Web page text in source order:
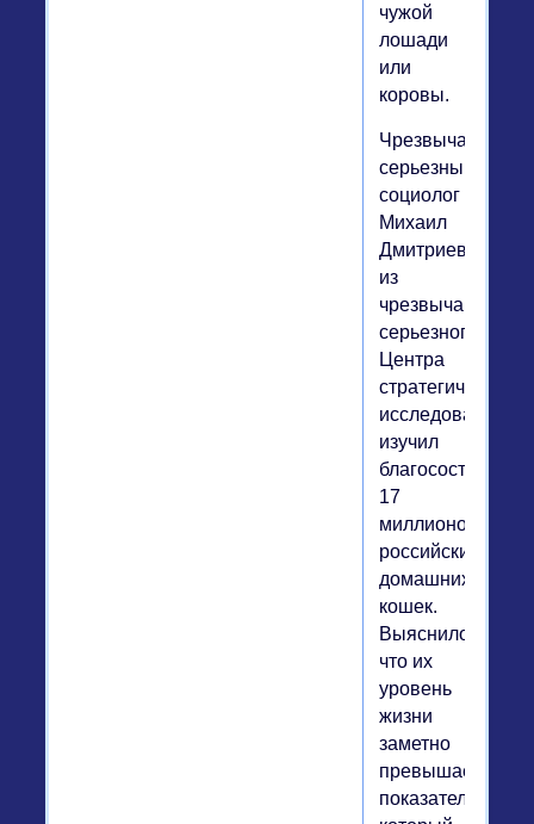
чужой
лошади
или
коровы.
Чрезвычайно
серьезный
социолог
Михаил
Дмитриевский
из
чрезвычайно
серьезного
Центра
стратегических
исследований
изучил
благосостояние
17
миллионов
российских
домашних
кошек.
Выяснилось,
что их
уровень
жизни
заметно
превышает
показатель,